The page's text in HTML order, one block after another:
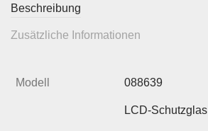
Beschreibung
Zusätzliche Informationen
Modell 088639
LCD-Schutzglas